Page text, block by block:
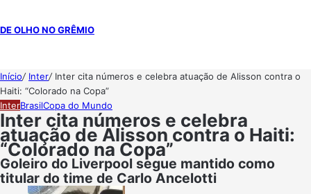
DE OLHO NO GRÊMIO
Início/ Inter/ Inter cita números e celebra atuação de Alisson contra o
Haiti: “Colorado na Copa”
InterBrasilCopa do Mundo
Inter cita números e celebra
atuação de Alisson contra o Haiti:
“Colorado na Copa”
Goleiro do Liverpool segue mantido como
titular do time de Carlo Ancelotti